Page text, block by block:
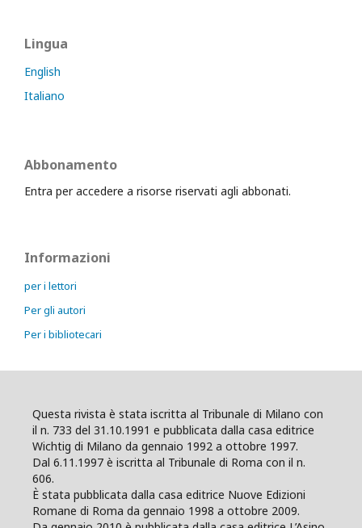
Lingua
English
Italiano
Abbonamento
Entra per accedere a risorse riservati agli abbonati.
Informazioni
per i lettori
Per gli autori
Per i bibliotecari
Questa rivista è stata iscritta al Tribunale di Milano con
il n. 733 del 31.10.1991 e pubblicata dalla casa editrice
Wichtig di Milano da gennaio 1992 a ottobre 1997.
Dal 6.11.1997 è iscritta al Tribunale di Roma con il n.
606.
È stata pubblicata dalla casa editrice Nuove Edizioni
Romane di Roma da gennaio 1998 a ottobre 2009.